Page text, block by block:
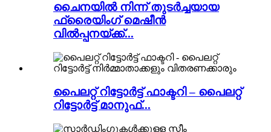
ചൈനയിൽ നിന്ന് തുടർച്ചയായ
ഫ്രൈയിംഗ് മെഷീൻ
വിൽപ്പനയ്ക്ക്...
പൈലറ്റ് റിട്ടോർട്ട് ഫാക്ടറി – പൈലറ്റ്
റിട്ടോർട്ട് മാനുഫ്...